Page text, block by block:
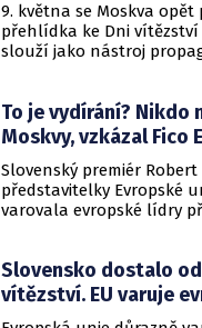
9. května se Moskva
přehlídka ke Dni
slouží jako nástroj
budou „vybraní“
To je vydírání? Nikdo
Moskvy, vzkázal Fico
Slovenský premiér
představitelky Evropské
varovala evropské lídry
výstrahu, která
Slovensko dostalo
vítězství. EU varuje